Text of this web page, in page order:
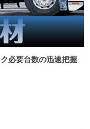
必要台数の迅速把握